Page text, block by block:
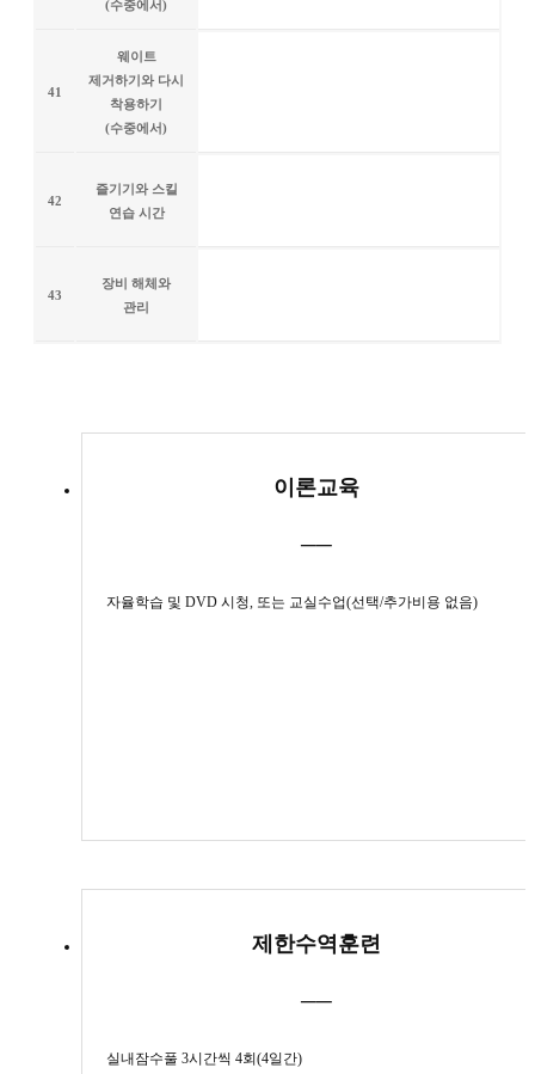
(수중에서)
41
웨이트
제거하기와 다시
착용하기
(수중에서)
42
즐기기와 스킬
연습 시간
43
장비 해체와
관리
이론교육
──
자율학습 및 DVD 시청, 또는 교실수업(선택/추가비용 없음)
제한수역훈련
──
실내잠수풀 3시간씩 4회(4일간)